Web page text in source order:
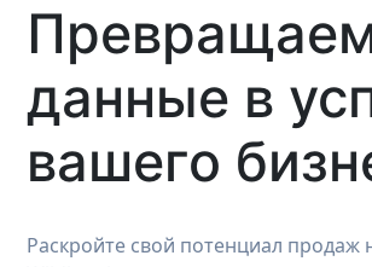
данные в
вашего
Раскройте свой потенциал продаж